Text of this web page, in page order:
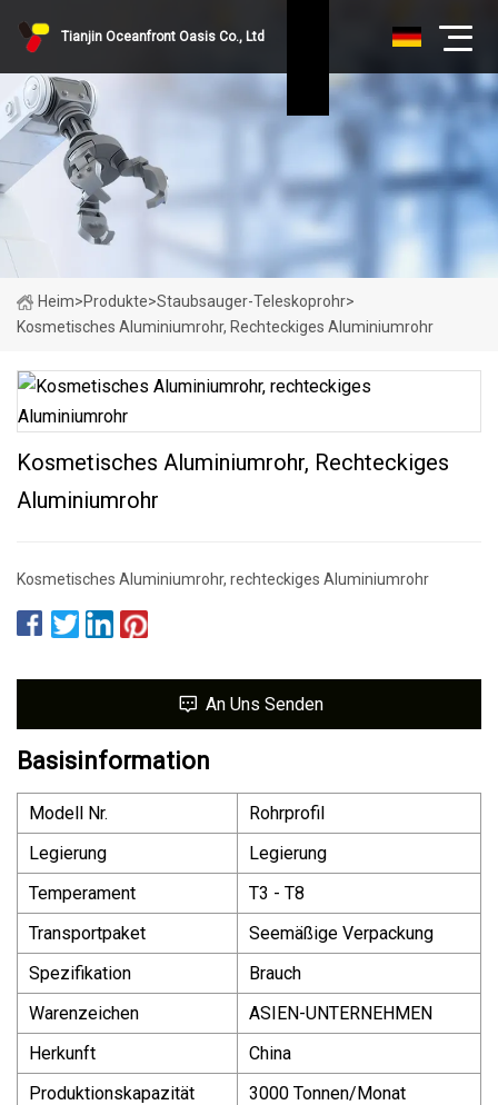
Tianjin Oceanfront Oasis Co., Ltd
Heim>Produkte>Staubsauger-Teleskoprohr>
Kosmetisches Aluminiumrohr, Rechteckiges Aluminiumrohr
Kosmetisches Aluminiumrohr, Rechteckiges
Aluminiumrohr
Kosmetisches Aluminiumrohr, rechteckiges Aluminiumrohr
An Uns Senden
Basisinformation
Modell Nr.
Rohrprofil
Legierung
Legierung
Temperament
T3 - T8
Transportpaket
Seemäßige Verpackung
Spezifikation
Brauch
Warenzeichen
ASIEN-UNTERNEHMEN
Herkunft
China
Produktionskapazität
3000 Tonnen/Monat